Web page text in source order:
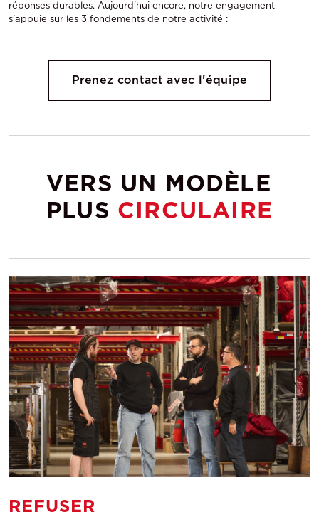
réponses durables. Aujourd'hui encore, notre engagement
s'appuie sur les 3 fondements de notre activité :
Prenez contact avec l'équipe
VERS UN MODÈLE
PLUS CIRCULAIRE
REFUSER